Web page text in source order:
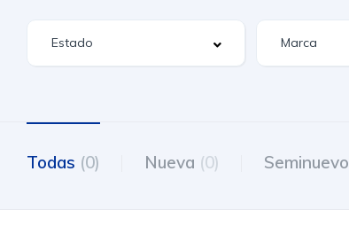
Todas (0) Nueva (0) Seminuevo